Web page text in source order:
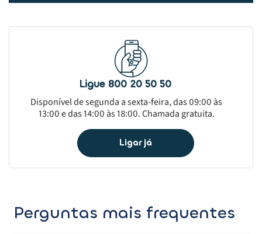
Ligue 800 20 50 50
Disponível de segunda a sexta-feira, das 09:00 às
13:00 e das 14:00 às 18:00. Chamada gratuita.
Ligar já
Perguntas mais frequentes